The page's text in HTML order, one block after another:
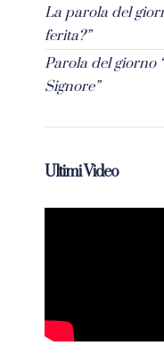
La parola del
ferita?”
Parola del giorno
Signore”
Ultimi Video